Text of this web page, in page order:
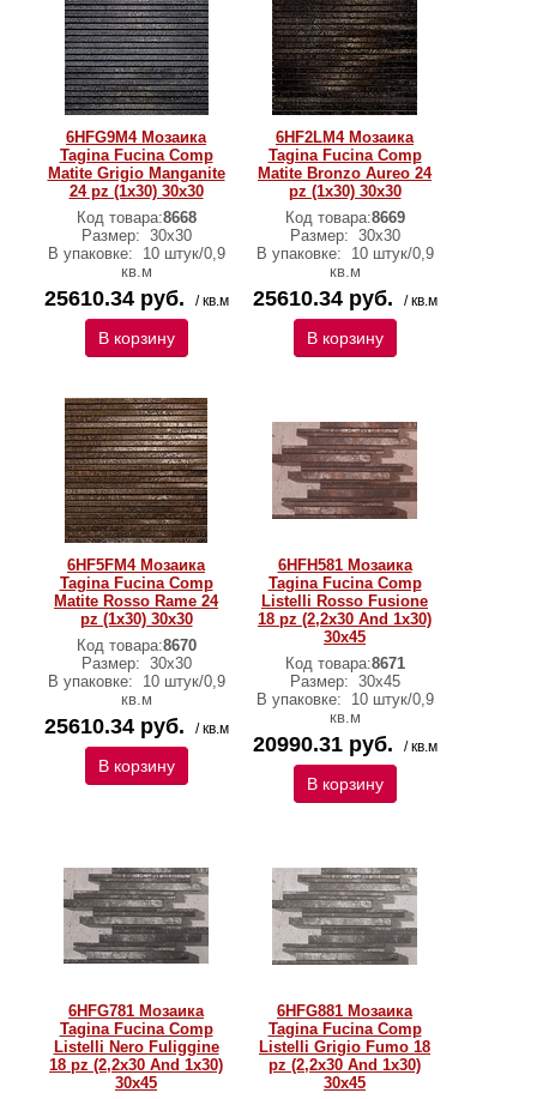
6HFG9M4 Мозаика
Tagina Fucina Comp
Matite Grigio Manganite
24 pz (1x30) 30x30
Код товара:8668
Размер: 30x30
В упаковке:
10 штук/0,9
кв.м
25610.34 руб. / кв.м
В корзину
6HF2LM4 Мозаика
Tagina Fucina Comp
Matite Bronzo Aureo 24
pz (1x30) 30x30
Код товара:8669
Размер: 30x30
В упаковке:
10 штук/0,9
кв.м
25610.34 руб. / кв.м
В корзину
6HF5FM4 Мозаика
Tagina Fucina Comp
Matite Rosso Rame 24
pz (1x30) 30x30
Код товара:8670
Размер: 30x30
В упаковке:
10 штук/0,9
кв.м
25610.34 руб. / кв.м
В корзину
6HFH581 Мозаика
Tagina Fucina Comp
Listelli Rosso Fusione
18 pz (2,2x30 And 1x30)
30x45
Код товара:8671
Размер: 30x45
В упаковке:
10 штук/0,9
кв.м
20990.31 руб. / кв.м
В корзину
6HFG781 Мозаика
Tagina Fucina Comp
Listelli Nero Fuliggine
18 pz (2,2x30 And 1x30)
30x45
6HFG881 Мозаика
Tagina Fucina Comp
Listelli Grigio Fumo 18
pz (2,2x30 And 1x30)
30x45